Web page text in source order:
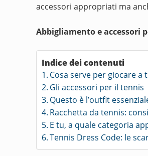
accessori appropriati ma
Abbigliamento e accessori
Indice dei contenuti
Cosa serve per giocare
Gli accessori per il tennis
Questo è l’outfit
Racchetta da tennis:
E tu, a quale categoria
Tennis Dress Code: le